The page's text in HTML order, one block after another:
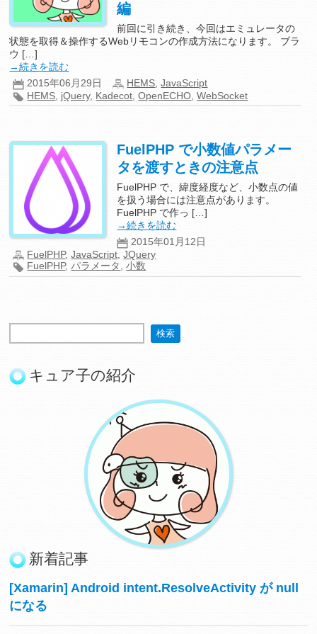
編
前回に引き続き、今回はエミュレータの
状態を取得＆操作するWebリモコンの作成方法になります。 ブラ
ウ […]
→続きを読む
2015年06月29日
HEMS ,JavaScript
HEMS jQuery, Kadecot ,OpenECHO ,WebSocket
FuelPHP で小数値パラメー
タを渡すときの注意点
FuelPHP で、緯度経度など、小数点の値
を扱う場合には注意点があります。
FuelPHP で作っ […]
→続きを読む
2015年01月12日
FuelPHP,JavaScript ,JQuery
FuelPHP,パラメータ ,小数
キュア子の紹介
新着記事
[Xamarin] Android intent.ResolveActivity が null
になる